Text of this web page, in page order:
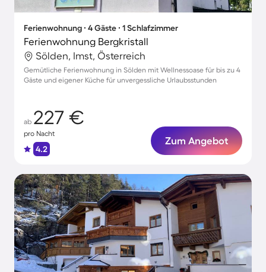
Ferienwohnung ∙ 4 Gäste ∙ 1 Schlafzimmer
Ferienwohnung Bergkristall
Sölden, Imst, Österreich
Gemütliche Ferienwohnung in Sölden mit Wellnessoase für bis zu 4
Gäste und eigener Küche für unvergessliche Urlaubsstunden
ab 227 €
pro Nacht
4.2
Zum Angebot